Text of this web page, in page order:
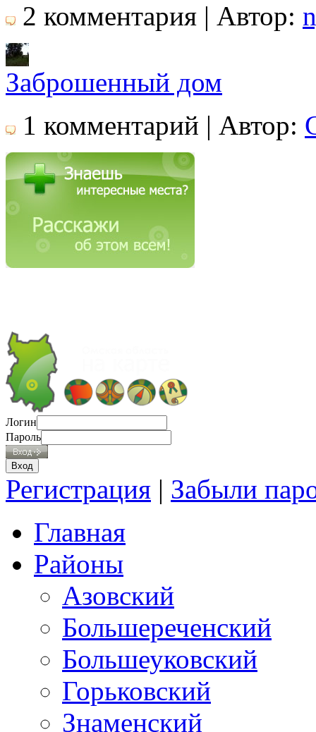
2 комментария | Автор:
Заброшенный дом
1 комментарий | Автор:
Логин
Пароль
Регистрация | Забыли
Главная
Районы
Азовский
Большереченский
Большеуковский
Горьковский
Знаменский